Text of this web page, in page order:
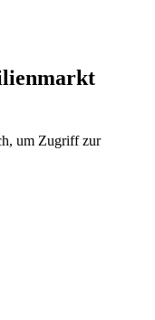
um Zugriff zur